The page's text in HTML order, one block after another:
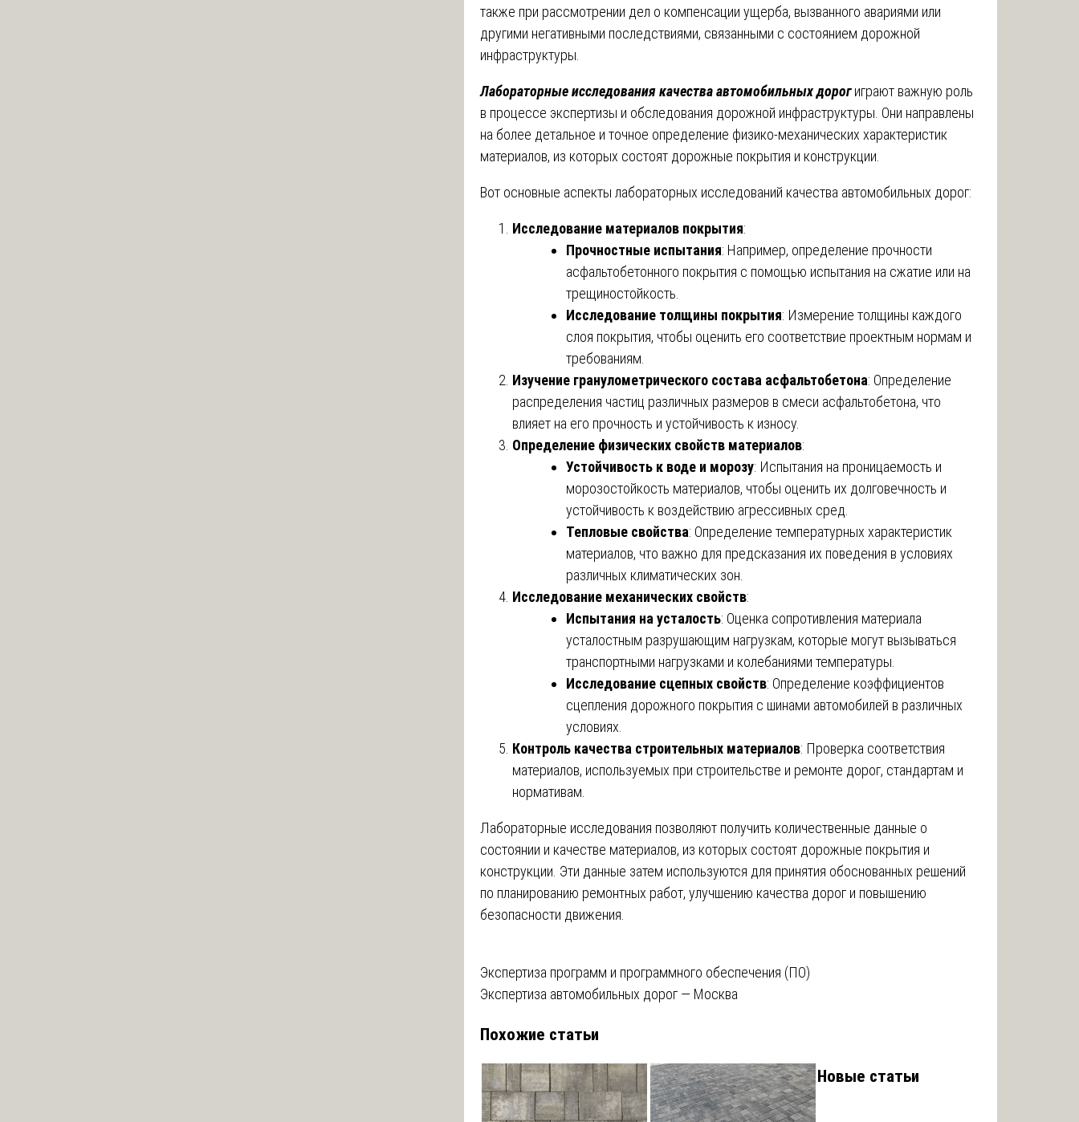
также при рассмотрении дел о компенсации ущерба, вызванного авариями или
другими негативными последствиями, связанными с состоянием дорожной
инфраструктуры.
Лабораторные исследования качества автомобильных дорогиграют важную роль
в процессе экспертизы и обследования дорожной инфраструктуры. Они направлены
на более детальное и точное определение физико-механических характеристик
материалов, из которых состоят дорожные покрытия и конструкции.
Вот основные аспекты лабораторных исследований качества автомобильных дорог:
Исследование материалов покрытия:
Прочностные испытания: Например, определение прочности
асфальтобетонного покрытия с помощью испытания на сжатие или на
трещиностойкость.
Исследование толщины покрытия: Измерение толщины каждого
слоя покрытия, чтобы оценить его соответствие проектным нормам и
требованиям.
Изучение гранулометрического состава асфальтобетона: Определение
распределения частиц различных размеров в смеси асфальтобетона, что
влияет на его прочность и устойчивость к износу.
Определение физических свойств материалов:
Устойчивость к воде и морозу: Испытания на проницаемость и
морозостойкость материалов, чтобы оценить их долговечность и
устойчивость к воздействию агрессивных сред.
Тепловые свойства: Определение температурных характеристик
материалов, что важно для предсказания их поведения в условиях
различных климатических зон.
Исследование механических свойств:
Испытания на усталость: Оценка сопротивления материала
усталостным разрушающим нагрузкам, которые могут вызываться
транспортными нагрузками и колебаниями температуры.
Исследование сцепных свойств: Определение коэффициентов
сцепления дорожного покрытия с шинами автомобилей в различных
условиях.
Контроль качества строительных материалов: Проверка соответствия
материалов, используемых при строительстве и ремонте дорог, стандартам и
нормативам.
Лабораторные исследования позволяют получить количественные данные о
состоянии и качестве материалов, из которых состоят дорожные покрытия и
конструкции. Эти данные затем используются для принятия обоснованных решений
по планированию ремонтных работ, улучшению качества дорог и повышению
безопасности движения.
Навигация
записям
Экспертиза программ и программного обеспечения (ПО)
Экспертиза автомобильных дорог — Москва
Похожие статьи
Новые статьи